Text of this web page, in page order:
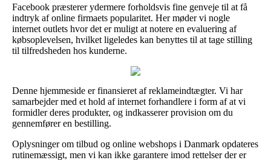
Facebook præsterer ydermere forholdsvis fine genveje til at få
indtryk af online firmaets popularitet. Her møder vi nogle
internet outlets hvor det er muligt at notere en evaluering af
købsoplevelsen, hvilket ligeledes kan benyttes til at tage stilling
til tilfredsheden hos kunderne.
Denne hjemmeside er finansieret af reklameindtægter. Vi har
samarbejder med et hold af internet forhandlere i form af at vi
formidler deres produkter, og indkasserer provision om du
gennemfører en bestilling.
Oplysninger om tilbud og online webshops i Danmark opdateres
rutinemæssigt, men vi kan ikke garantere imod rettelser der er